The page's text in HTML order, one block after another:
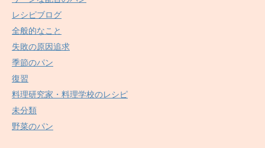
レシピブログ
全般的なこと
失敗の原因追求
季節のパン
復習
料理研究家・料理学校のレシピ
未分類
野菜のパン